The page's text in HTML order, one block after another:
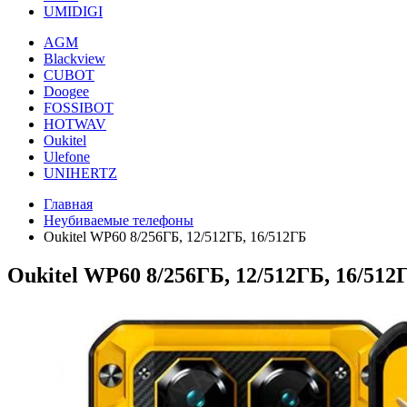
UMIDIGI
AGM
Blackview
CUBOT
Doogee
FOSSIBOT
HOTWAV
Oukitel
Ulefone
UNIHERTZ
Главная
Неубиваемые телефоны
Oukitel WP60 8/256ГБ, 12/512ГБ, 16/512ГБ
Oukitel WP60 8/256ГБ, 12/512ГБ, 16/